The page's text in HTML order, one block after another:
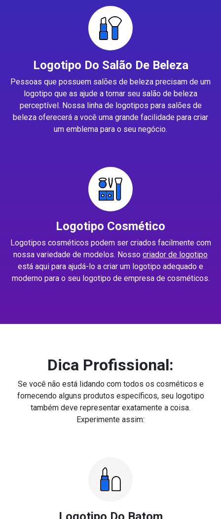
Logotipo Do Salão De Beleza
Pessoas que possuem salões de beleza precisam de um
logotipo que as ajude a tornar seu salão de beleza
perceptível. Nossa linha de logotipos para salões de
beleza oferecerá a você uma grande facilidade para criar
um emblema para o seu negócio.
Logotipo Cosmético
Logotipos cosméticos podem ser criados facilmente com
nossa variedade de modelos. Nosso criador de logotipo
está aqui para ajudá-lo a criar um logotipo adequado e
moderno para o seu logotipo de empresa de cosméticos.
Dica Profissional:
Se você não está lidando com todos os cosméticos e
fornecendo alguns produtos específicos, seu logotipo
também deve representar exatamente a coisa.
Experimente assim: